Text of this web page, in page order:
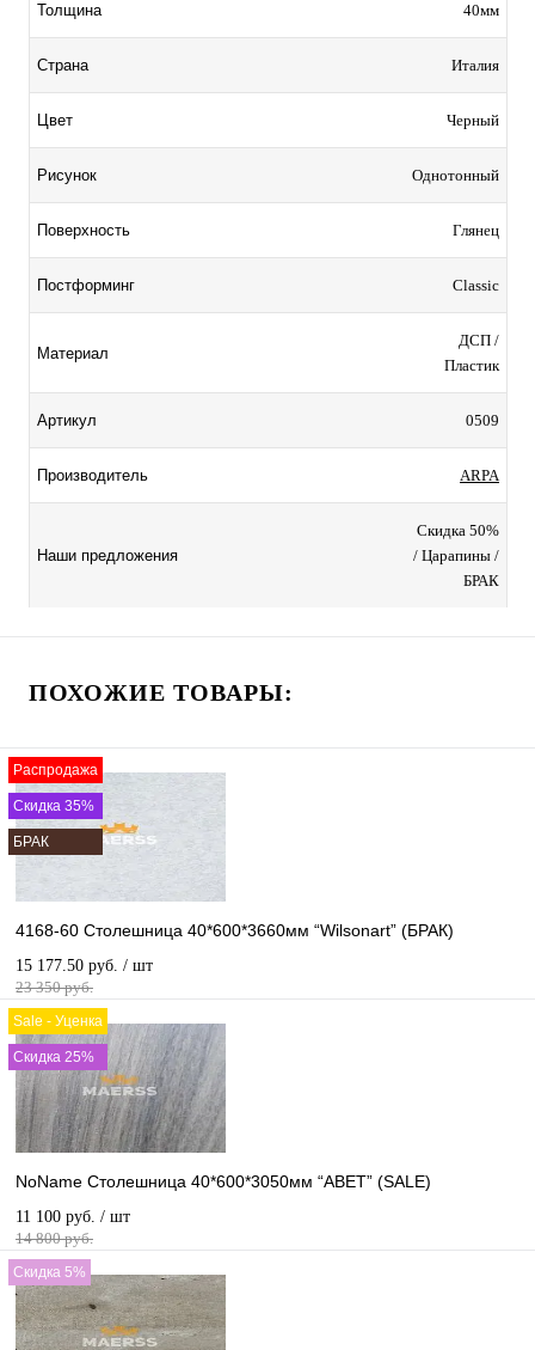
Толщина 40мм
Страна Италия
Цвет Черный
Рисунок Однотонный
Поверхность Глянец
Постформинг Classic
Материал
ДСП /
Пластик
Артикул 0509
Производитель ARPA
Наши предложения
Скидка 50%
/ Царапины /
БРАК
ПОХОЖИЕ ТОВАРЫ:
Распродажа
Скидка 35%
БРАК
4168-60 Столешница 40*600*3660мм “Wilsonart” (БРАК)
15 177.50 руб. / шт
23 350 руб.
Sale - Уценка
Скидка 25%
NoName Столешница 40*600*3050мм “ABET” (SALE)
11 100 руб. / шт
14 800 руб.
Скидка 5%